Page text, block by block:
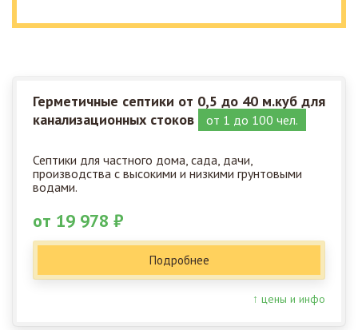
Герметичные септики от 0,5 до 40 м.куб для
канализационных стоков
от 1 до 100 чел.
Септики для частного дома, сада, дачи,
производства с высокими и низкими грунтовыми
водами.
от 19 978 ₽
Подробнее
↑ цены и инфо